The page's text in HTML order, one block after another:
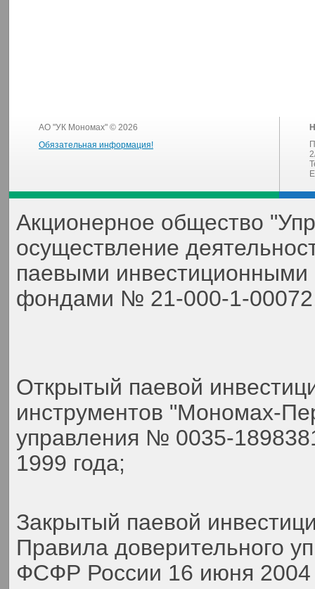
АО "УК Мономах" © 2026
Обязательная информация!
Акционерное общество
осуществление
паевыми
фондами № 21-000-1-
Открытый паевой
инструментов "Мономах-
управления № 0035-
1999 года;
Закрытый паевой
Правила доверительного
ФСФР России 16 июня 2004